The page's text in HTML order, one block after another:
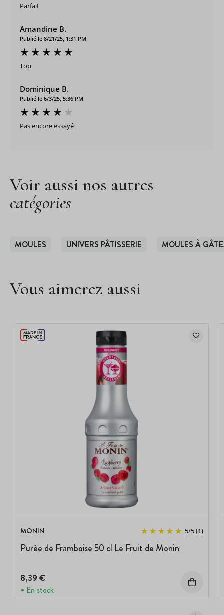
Parfait
Amandine B.
Publié le 8/21/25, 1:31 PM
Top
Dominique B.
Publié le 6/3/25, 5:36 PM
Pas encore essayé
Voir aussi nos autres
catégories
MOULES UNIVERS PÂTISSERIE MOULES À
Vous aimerez aussi
MONIN 5/5(1)
Purée de Framboise 50 cl Le Fruit de Monin
8,39 €
En stock